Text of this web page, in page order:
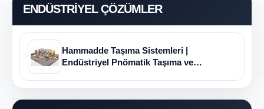
ENDÜSTRİYEL ÇÖZÜMLER
Hammadde Taşıma Sistemleri |
Endüstriyel Pnömatik Taşıma ve